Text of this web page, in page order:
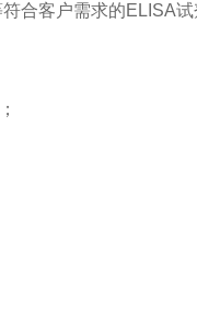
合客户需求的ELISA试